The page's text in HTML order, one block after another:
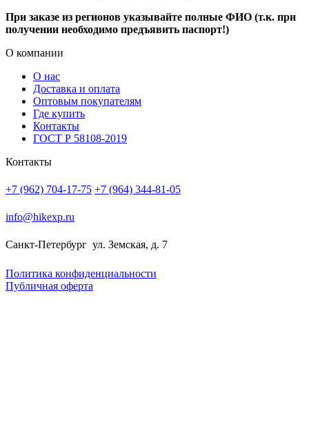
При заказе из регионов указывайте полные ФИО (т.к. при
получении необходимо предъявить паспорт!)
О компании
О нас
Доставка и оплата
Оптовым покупателям
Где купить
Контакты
ГОСТ Р 58108-2019
Контакты
+7 (962) 704-17-75 +7 (964) 344-81-05
info@hikexp.ru
Санкт-Петербург ул. Земская, д. 7
Политика конфиденциальности
Публичная оферта